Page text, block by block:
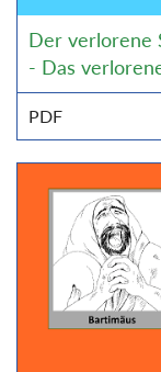
Der verlorene
- Das
PDF